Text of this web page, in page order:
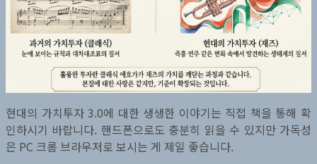
현대의 가치투자 3.0에 대한 생생한 이야기는 직접 책을 통해 확
인하시기 바랍니다. 핸드폰으로도 충분히 읽을 수 있지만 가독성
은 PC 크롬 브라우저로 보시는 게 제일 좋습니다.